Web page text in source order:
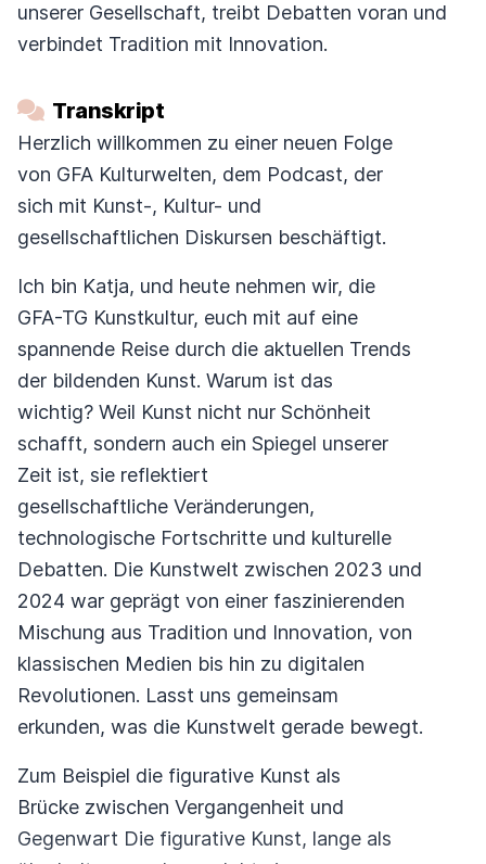
unserer Gesellschaft, treibt Debatten voran und
verbindet Tradition mit Innovation.
Transkript
Herzlich willkommen zu einer neuen Folge
von GFA Kulturwelten, dem Podcast, der
sich mit Kunst-, Kultur- und
gesellschaftlichen Diskursen beschäftigt.
Ich bin Katja, und heute nehmen wir, die
GFA-TG Kunstkultur, euch mit auf eine
spannende Reise durch die aktuellen Trends
der bildenden Kunst. Warum ist das
wichtig? Weil Kunst nicht nur Schönheit
schafft, sondern auch ein Spiegel unserer
Zeit ist, sie reflektiert
gesellschaftliche Veränderungen,
technologische Fortschritte und kulturelle
Debatten. Die Kunstwelt zwischen 2023 und
2024 war geprägt von einer faszinierenden
Mischung aus Tradition und Innovation, von
klassischen Medien bis hin zu digitalen
Revolutionen. Lasst uns gemeinsam
erkunden, was die Kunstwelt gerade bewegt.
Zum Beispiel die figurative Kunst als
Brücke zwischen Vergangenheit und
Gegenwart Die figurative Kunst, lange als